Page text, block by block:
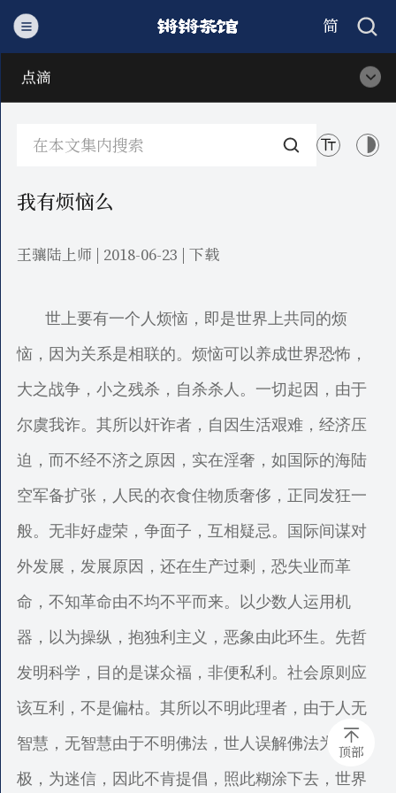
简
繁
点滴
我有烦恼么
王骧陆上师 | 2018-06-23 |下载
世上要有一个人烦恼，即是世界上共同的烦
恼，因为关系是相联的。烦恼可以养成世界恐怖，
大之战争，小之残杀，自杀杀人。一切起因，由于
尔虞我诈。其所以奸诈者，自因生活艰难，经济压
迫，而不经不济之原因，实在淫奢，如国际的海陆
空军备扩张，人民的衣食住物质奢侈，正同发狂一
般。无非好虚荣，争面子，互相疑忌。国际间谋对
外发展，发展原因，还在生产过剩，恐失业而革
命，不知革命由不均不平而来。以少数人运用机
器，以为操纵，抱独利主义，恶象由此环生。先哲
发明科学，目的是谋众福，非便私利。社会原则应
该互利，不是偏枯。其所以不明此理者，由于人无
智慧，无智慧由于不明佛法，世人误解佛法为消
极，为迷信，因此不肯提倡，照此糊涂下去，世界
顶部